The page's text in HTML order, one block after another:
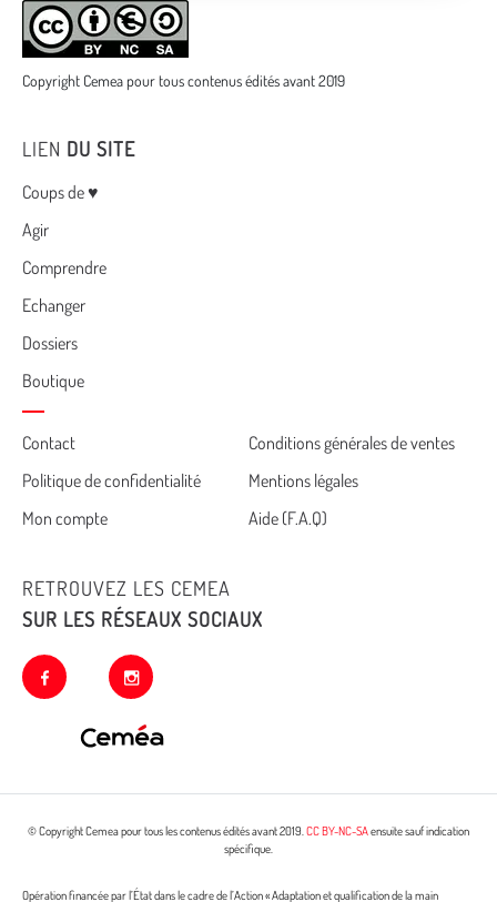
Copyright Cemea pour tous contenus édités avant 2019
LIEN DU SITE
Menu
Coups de ♥
Agir
Comprendre
Echanger
Dossiers
Boutique
Cemea
footer
Contact
Conditions générales de ventes
Politique de confidentialité
Mentions légales
Mon compte
Aide (F.A.Q)
RETROUVEZ LES CEMEA
SUR LES RÉSEAUX SOCIAUX
facebook instagram
© Copyright Cemea pour tous les contenus édités avant 2019.CC BY-NC-SAensuite sauf indication
spécifique.
Opération financée par l’État dans le cadre de l’Action « Adaptation et qualification de la main